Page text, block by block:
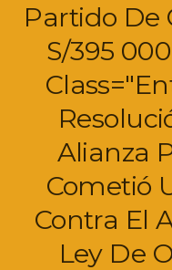
Partido De
S/395
Alianza
Cometió
Contra El
Ley De